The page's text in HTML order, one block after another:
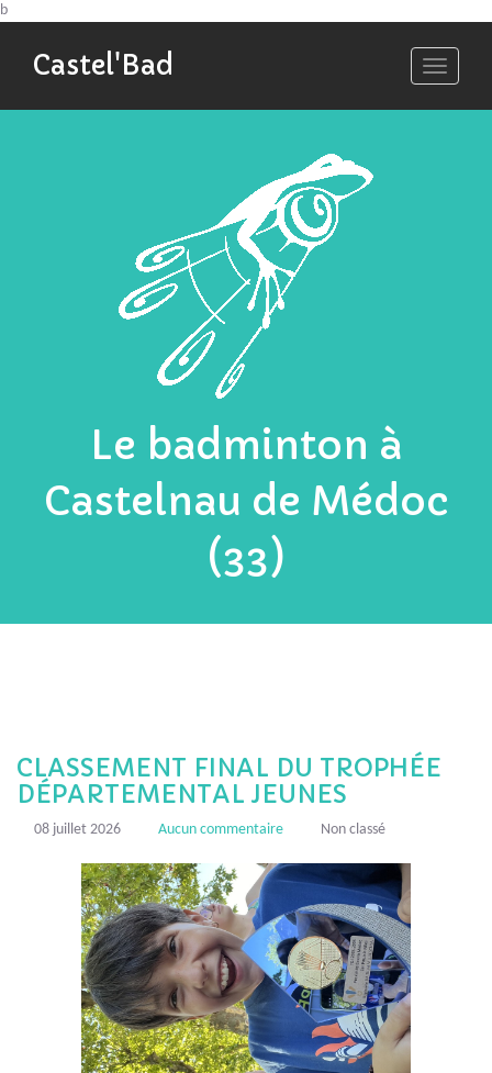
b
Toggle
Castel'Bad
Le badminton à
Castelnau de Médoc
(33)
CLASSEMENT FINAL DU TROPHÉE
DÉPARTEMENTAL JEUNES
08 juillet 2026 Aucun commentaire Non classé